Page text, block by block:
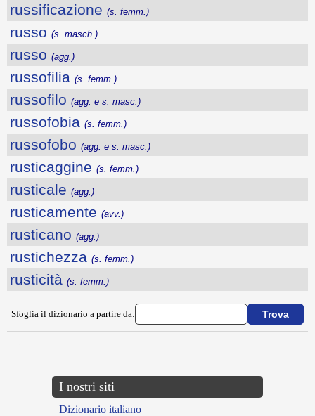
russificazione (s. femm.)
russo (s. masch.)
russo (agg.)
russofilia (s. femm.)
russofilo (agg. e s. masc.)
russofobia (s. femm.)
russofobo (agg. e s. masc.)
rusticaggine (s. femm.)
rusticale (agg.)
rusticamente (avv.)
rusticano (agg.)
rustichezza (s. femm.)
rusticità (s. femm.)
Sfoglia il dizionario a partire da:
I nostri siti
Dizionario italiano